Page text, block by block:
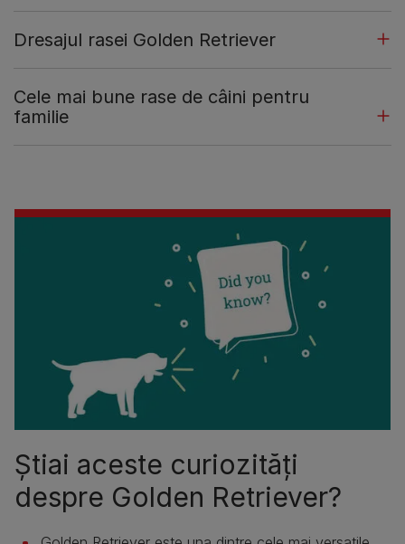
Dresajul rasei Golden Retriever
Cele mai bune rase de câini pentru
familie
Știai aceste curiozități
despre Golden Retriever?